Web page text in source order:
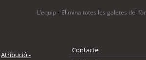
L’equip • Elimina totes les galetes del
Atribució -
Contacte